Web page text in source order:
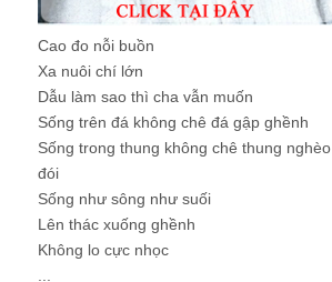
Cao đo nỗi buồn
Xa nuôi chí lớn
Dẫu làm sao thì cha vẫn muốn
Sống trên đá không chê đá gập ghềnh
Sống trong thung không chê thung nghèo
đói
Sống như sông như suối
Lên thác xuống ghềnh
Không lo cực nhọc